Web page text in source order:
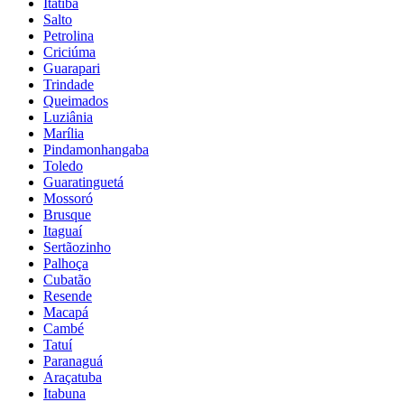
Salto
Petrolina
Criciúma
Guarapari
Trindade
Queimados
Luziânia
Marília
Pindamonhangaba
Toledo
Guaratinguetá
Mossoró
Brusque
Itaguaí
Sertãozinho
Palhoça
Cubatão
Resende
Macapá
Cambé
Tatuí
Paranaguá
Araçatuba
Itabuna